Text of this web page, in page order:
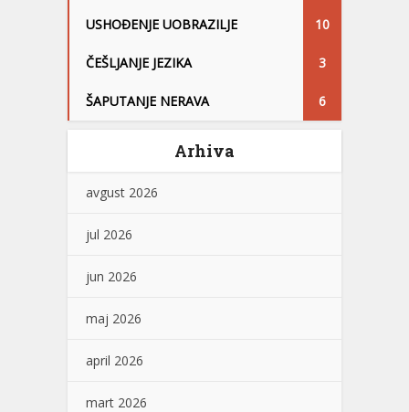
USHOĐENJE UOBRAZILJE 10
ČEŠLJANJE JEZIKA 3
ŠAPUTANJE NERAVA 6
Arhiva
avgust 2026
jul 2026
jun 2026
maj 2026
april 2026
mart 2026